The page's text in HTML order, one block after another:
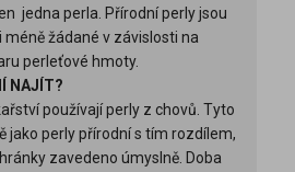
jedna perla. Přírodní perly jsou
méně žádané v závislosti na
perleťové hmoty.
NAJÍT?
používají perly z chovů. Tyto
jako perly přírodní s tím rozdílem,
zavedeno úmyslně. Doba